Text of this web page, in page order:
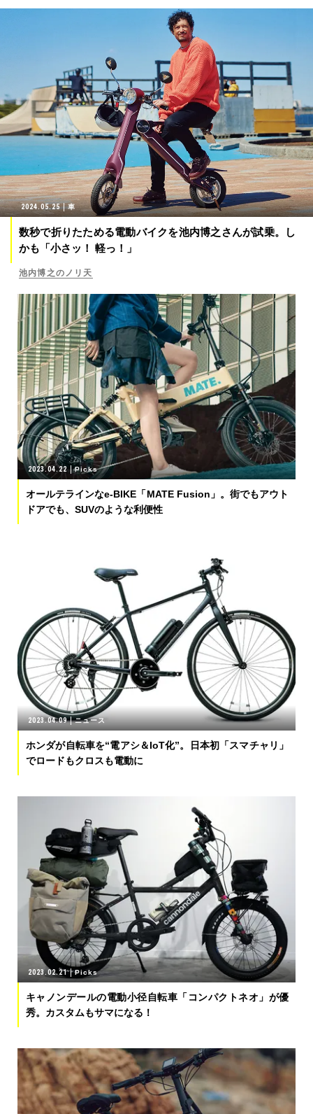
2024.05.25 車
数秒で折りたためる電動バイクを池内博之さんが試乗。し
かも「小さッ！ 軽っ！」
池内博之のノリ天
2023.04.22 Picks
オールテラインなe-BIKE「MATE Fusion」。街でもアウト
ドアでも、SUVのような利便性
2023.04.09 ニュース
ホンダが自転車を“電アシ＆IoT化”。日本初「スマチャリ」
でロードもクロスも電動に
2023.02.21 Picks
キャノンデールの電動小径自転車「コンパクトネオ」が優
秀。カスタムもサマになる！